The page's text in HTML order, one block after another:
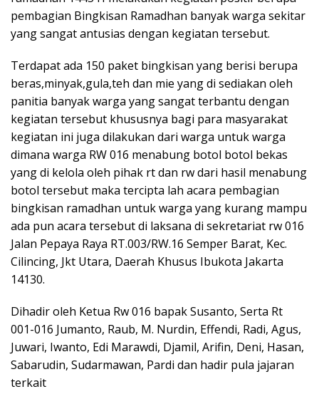
pembagian Bingkisan Ramadhan banyak warga sekitar
yang sangat antusias dengan kegiatan tersebut.
Terdapat ada 150 paket bingkisan yang berisi berupa
beras,minyak,gula,teh dan mie yang di sediakan oleh
panitia banyak warga yang sangat terbantu dengan
kegiatan tersebut khususnya bagi para masyarakat
kegiatan ini juga dilakukan dari warga untuk warga
dimana warga RW 016 menabung botol botol bekas
yang di kelola oleh pihak rt dan rw dari hasil menabung
botol tersebut maka tercipta lah acara pembagian
bingkisan ramadhan untuk warga yang kurang mampu
ada pun acara tersebut di laksana di sekretariat rw 016
Jalan Pepaya Raya RT.003/RW.16 Semper Barat, Kec.
Cilincing, Jkt Utara, Daerah Khusus Ibukota Jakarta
14130.
Dihadir oleh Ketua Rw 016 bapak Susanto, Serta Rt
001-016 Jumanto, Raub, M. Nurdin, Effendi, Radi, Agus,
Juwari, Iwanto, Edi Marawdi, Djamil, Arifin, Deni, Hasan,
Sabarudin, Sudarmawan, Pardi dan hadir pula jajaran
terkait